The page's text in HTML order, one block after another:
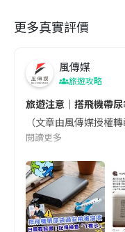
更多真實評價
風傳媒
旅遊攻略
旅遊注意｜搭飛機帶
（文章由風傳媒授權
閱讀更多